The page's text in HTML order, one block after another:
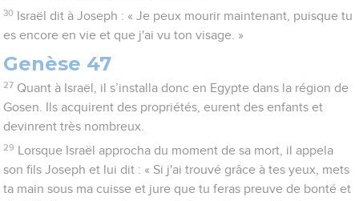
30
Israël dit à Joseph : « Je peux mourir maintenant, puisque tu
es encore en vie et que j'ai vu ton visage. »
Genèse 47
27 Quant à Israël, il s’installa donc en Egypte dans la région de
Gosen. Ils acquirent des propriétés, eurent des enfants et
devinrent très nombreux.
29
Lorsque Israël approcha du moment de sa mort, il appela
son fils Joseph et lui dit : « Si j'ai trouvé grâce à tes yeux, mets
ta main sous ma cuisse et jure que tu feras preuve de bonté et